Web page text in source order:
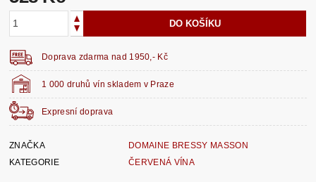
1 000 druhů vín skladem v Praze
Expresní doprava
Doprava zdarma nad 1950,- Kč
ZNAČKA
DOMAINE BRESSY MASSON
KATEGORIE
ČERVENÁ VÍNA